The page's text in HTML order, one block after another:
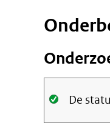
Oké.
De